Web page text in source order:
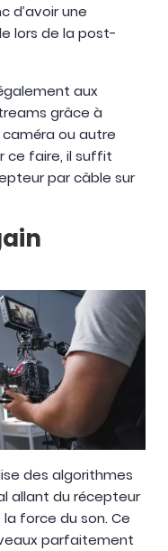
d’avoir une
lors de la post-
aux
grâce à
ou autre
ce faire, il suffit
par câble sur
des algorithmes
allant du récepteur
force du son. Ce
parfaitement